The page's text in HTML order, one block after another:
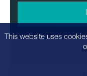
This website uses